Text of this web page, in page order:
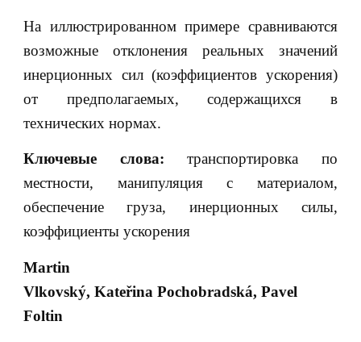
На иллюстрированном примере сравниваются
возможные отклонения реальных значений
инерционных сил (коэффициентов ускорения)
от предполагаемых, содержащихся в
технических нормах.
Ключевые слова: транспортировка по
местности, манипуляция с материалом,
обеспечение груза, инерционных силы,
коэффициенты ускорения
Martin
Vlkovský, Kateřina Pochobradská, Pavel
Foltin